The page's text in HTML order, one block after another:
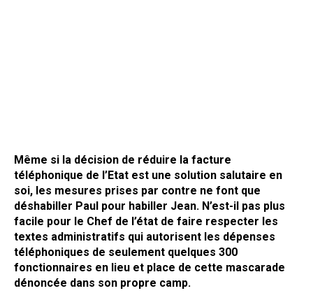
Même si la décision de réduire la facture
téléphonique de l’Etat est une solution salutaire en
soi, les mesures prises par contre ne font que
déshabiller Paul pour habiller Jean. N’est-il pas plus
facile pour le Chef de l’état de faire respecter les
textes administratifs qui autorisent les dépenses
téléphoniques de seulement quelques 300
fonctionnaires en lieu et place de cette mascarade
dénoncée dans son propre camp.